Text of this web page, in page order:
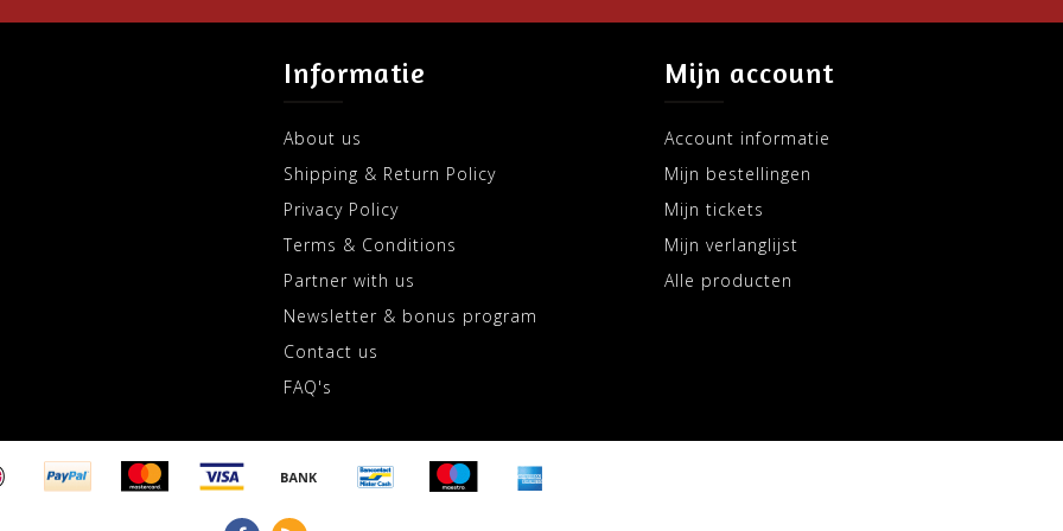
Informatie
About us
Shipping & Return Policy
Privacy Policy
Terms & Conditions
Partner with us
Newsletter & bonus program
Contact us
FAQ's
Mijn account
Account informatie
Mijn bestellingen
Mijn tickets
Mijn verlanglijst
Alle producten